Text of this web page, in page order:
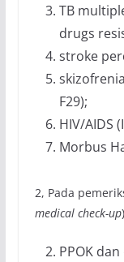
TB
drugs
stroke
F29);
HIV/AIDS
Morbus
2, Pada
medical check-up
PPOK dan